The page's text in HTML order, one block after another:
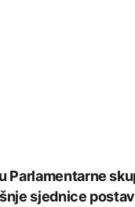
Parlamentarne
sjednice